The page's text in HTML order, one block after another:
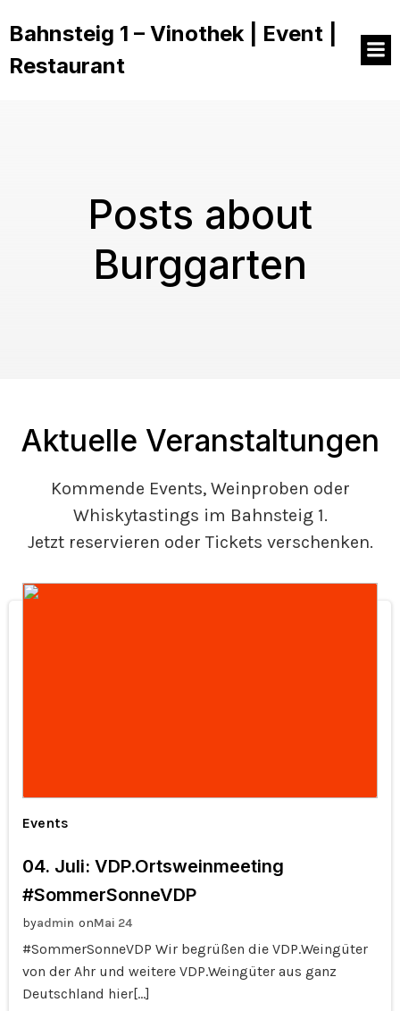
Bahnsteig 1 – Vinothek | Event |
Restaurant
Posts about
Burggarten
Aktuelle Veranstaltungen
Kommende Events, Weinproben oder
Whiskytastings im Bahnsteig 1.
Jetzt reservieren oder Tickets verschenken.
Events
04. Juli: VDP.Ortsweinmeeting
#SommerSonneVDP
byadmin onMai 24
#SommerSonneVDP Wir begrüßen die VDP.Weingüter
von der Ahr und weitere VDP.Weingüter aus ganz
Deutschland hier[…]